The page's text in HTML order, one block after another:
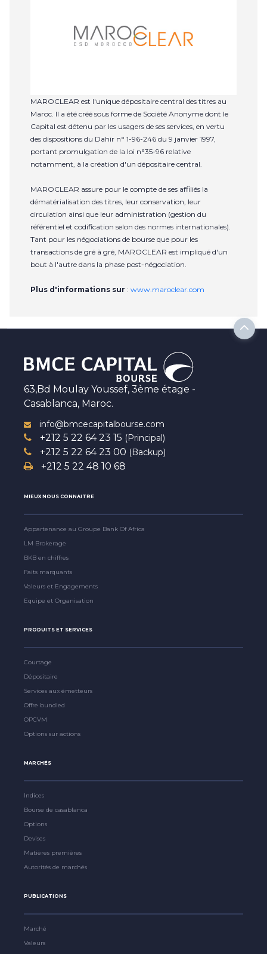
MAROCLEAR est l'unique dépositaire central des titres au
Maroc. Il a été créé sous forme de Société Anonyme dont le
Capital est détenu par les usagers de ses services, en vertu
des dispositions du Dahir n° 1-96-246 du 9 janvier 1997,
portant promulgation de la loi n°35-96 relative
notamment, à la création d'un dépositaire central.
MAROCLEAR assure pour le compte de ses affiliés la
dématérialisation des titres, leur conservation, leur
circulation ainsi que leur administration (gestion du
référentiel et codification selon des normes internationales).
Tant pour les négociations de bourse que pour les
transactions de gré à gré, MAROCLEAR est impliqué d'un
bout à l'autre dans la phase post-négociation.
Plus d'informations sur : www.maroclear.com
63,Bd Moulay Youssef, 3ème étage -
Casablanca, Maroc.
info@bmcecapitalbourse.com
+212 5 22 64 23 15 (Principal)
+212 5 22 64 23 00 (Backup)
+212 5 22 48 10 68
MIEUX NOUS CONNAITRE
Appartenance au Groupe Bank Of Africa
LM Brokerage
BKB en chiffres
Faits marquants
Valeurs et Engagements
Equipe et Organisation
PRODUITS ET SERVICES
Courtage
Dépositaire
Services aux émetteurs
Offre bundled
OPCVM
Options sur actions
MARCHÉS
Indices
Bourse de casablanca
Options
Devises
Matières premières
Autorités de marchés
PUBLICATIONS
Marché
Valeurs